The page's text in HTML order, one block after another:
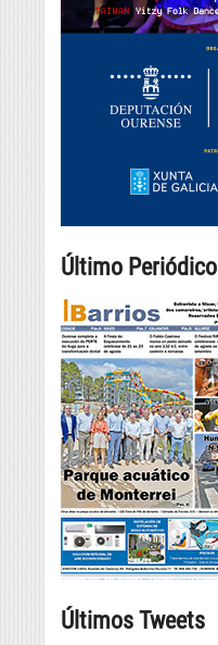
Último Periódico
Últimos Tweets